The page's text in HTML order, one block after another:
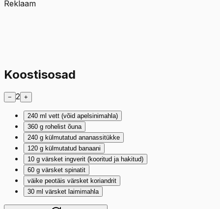
Reklaam
Koostisosad
− 2 +
240 ml vett (võid apelsinimahla)
360 g rohelist õuna
240 g külmutatud ananassitükke
120 g külmutatud banaani
10 g värsket ingverit (kooritud ja hakitud)
60 g värsket spinatit
väike peotäis värsket koriandrit
30 ml värsket laimimahla